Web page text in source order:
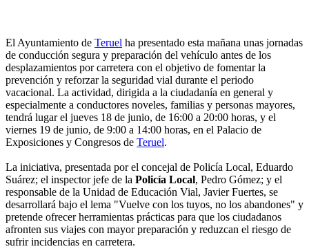
El Ayuntamiento de Teruel ha presentado esta mañana unas jornadas
de conducción segura y preparación del vehículo antes de los
desplazamientos por carretera con el objetivo de fomentar la
prevención y reforzar la seguridad vial durante el periodo
vacacional. La actividad, dirigida a la ciudadanía en general y
especialmente a conductores noveles, familias y personas mayores,
tendrá lugar el jueves 18 de junio, de 16:00 a 20:00 horas, y el
viernes 19 de junio, de 9:00 a 14:00 horas, en el Palacio de
Exposiciones y Congresos de Teruel.
La iniciativa, presentada por el concejal de Policía Local, Eduardo
Suárez; el inspector jefe de la Policía Local, Pedro Gómez; y el
responsable de la Unidad de Educación Vial, Javier Fuertes, se
desarrollará bajo el lema "Vuelve con los tuyos, no los abandones" y
pretende ofrecer herramientas prácticas para que los ciudadanos
afronten sus viajes con mayor preparación y reduzcan el riesgo de
sufrir incidencias en carretera.